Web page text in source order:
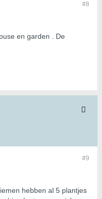
#8
en garden . De
#9
hebben al 5 plantjes